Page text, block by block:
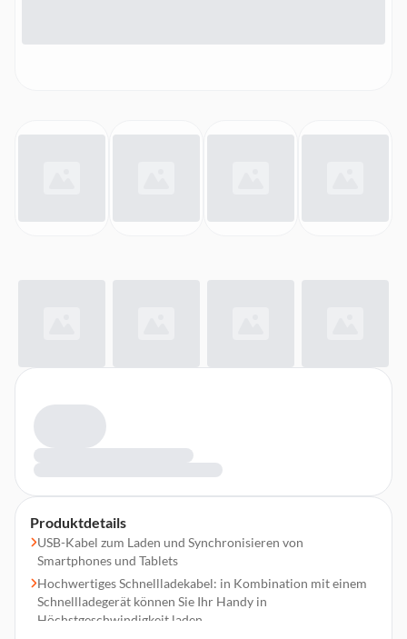
Produktdetails
USB-Kabel zum Laden und Synchronisieren von
Smartphones und Tablets
Hochwertiges Schnellladekabel: in Kombination mit einem
Schnellladegerät können Sie Ihr Handy in
Höchstgeschwindigkeit laden